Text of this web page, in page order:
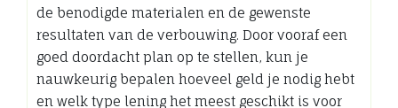
de benodigde materialen en de gewenste
resultaten van de verbouwing. Door vooraf een
goed doordacht plan op te stellen, kun je
nauwkeurig bepalen hoeveel geld je nodig hebt
en welk type lening het meest geschikt is voor